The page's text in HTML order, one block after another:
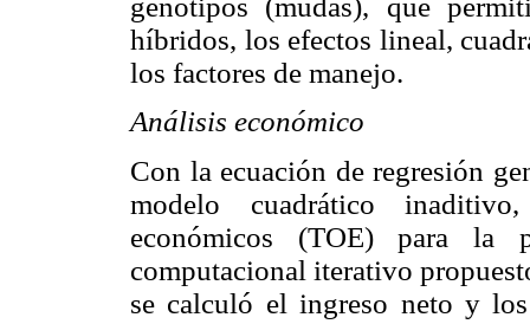
genotipos (mudas), que
híbridos, los efectos lineal,
los factores de manejo.
Análisis económico
Con la ecuación de regresión
modelo cuadrático
económicos (TOE) para la
computacional iterativo
se calculó el ingreso neto y